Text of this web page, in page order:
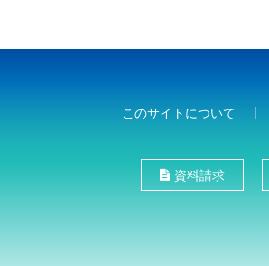
このサイトについて
資料請求